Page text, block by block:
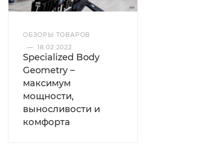
ОБЗОРЫ ТОВАРОВ
— 18.02.2022
Specialized Body
Geometry –
максимум
мощности,
выносливости и
комфорта